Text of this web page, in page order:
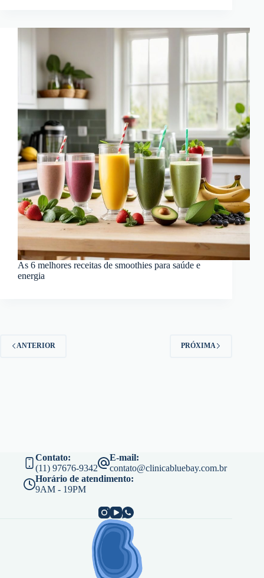
As 6 melhores receitas de smoothies para saúde e
energia
ANTERIOR PRÓXIMA
Contato:
(11) 97676-9342
E-mail:
contato@clinicabluebay.com.br
Horário de atendimento:
9AM - 19PM